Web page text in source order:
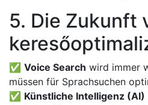
5. Die Zukunft
✅ Voice Search wird immer
müssen für Sprachsuchen
✅ Künstliche Intelligenz (AI)